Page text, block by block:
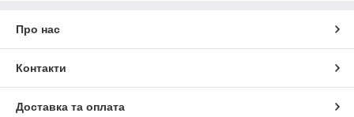
Про нас
Контакти
Доставка та оплата